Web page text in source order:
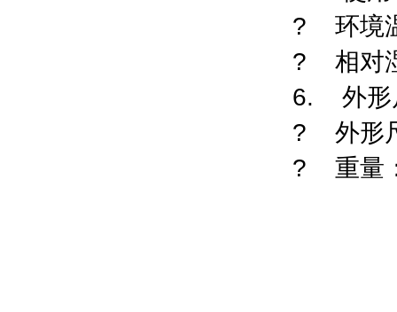
? 环境
? 相对
6. 外形
? 外形
? 重量